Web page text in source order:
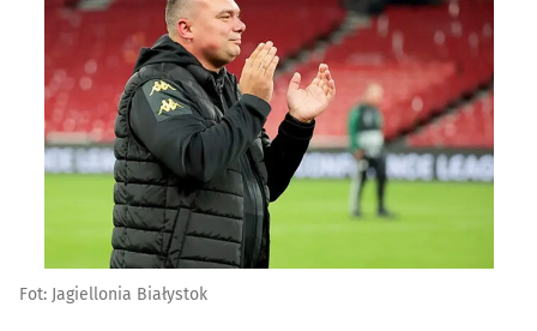
Fot: Jagiellonia Białystok